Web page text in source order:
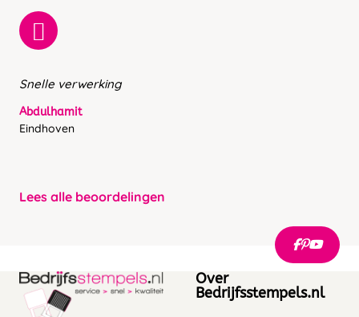
Snelle verwerking
Abdulhamit
Eindhoven
Lees alle beoordelingen
Over
Bedrijfsstempels.nl